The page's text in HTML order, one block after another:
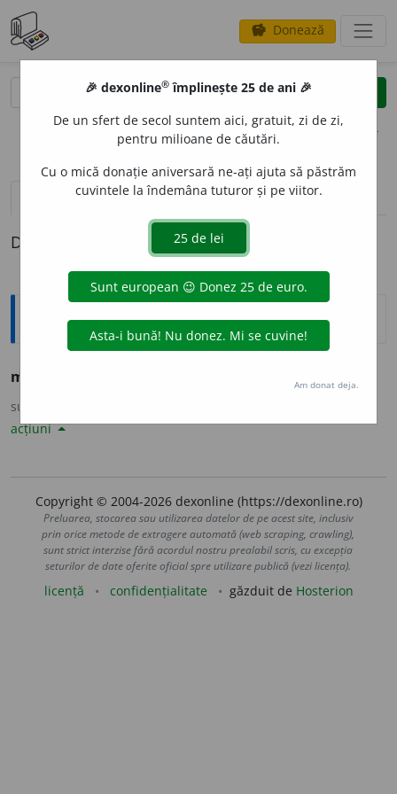
savings Donează
clear
opțiuni
definiții (1) pronunțievolume_up (50)
Definiția cu ID-ul 1004791:
Sinonime
mi
sursa:
acțiuni
Copyright © 2004-2026 dexonline (https://dexonline.ro)
Preluarea, stocarea sau utilizarea datelor de pe acest site, inclusiv
prin orice metode de extragere automată (web scraping, crawling),
sunt strict interzise fără acordul nostru prealabil scris, cu excepția
seturilor de date oferite oficial spre utilizare publică (vezi licența).
licență confidențialitate găzduit de Hosterion
🎉 dexonline® împlinește 25 de ani 🎉
De un sfert de secol suntem aici, gratuit, zi de zi,
pentru milioane de căutări.
Cu o mică donație aniversară ne-ați ajuta să păstrăm
cuvintele la îndemâna tuturor și pe viitor.
Am donat deja.